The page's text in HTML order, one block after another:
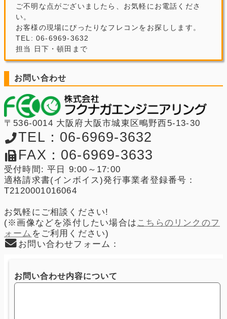
ご不明な点がございましたら、お気軽にお電話くださ
い。
お客様の現場にぴったりなフレコンをお探しします。
TEL: 06-6969-3632
担当 日下・頓田まで
お問い合わせ
〒536-0014 大阪府大阪市城東区鴫野西5-13-30
TEL：06-6969-3632
FAX：06-6969-3633
受付時間: 平日 9:00～17:00
適格請求書(インボイス)発行事業者登録番号：
T2120001016064
お気軽にご相談ください!
(※画像などを添付したい場合は こちらのリンクのフ
ォーム をご利用ください)
お問い合わせフォーム：